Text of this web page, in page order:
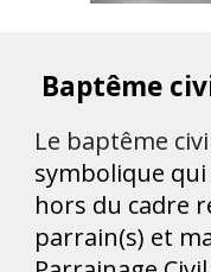
Baptême
Le baptême
symbolique
hors du cadre
parrain(s) et